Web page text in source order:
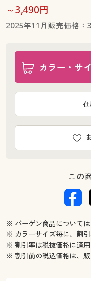
～3,490円
2025年11月販売価格：
カラー・サ
この
※ バーゲン商品については
※ カラーサイズ毎に、割引
※ 割引率は税抜価格に適用
※ 割引前の税込価格は、販